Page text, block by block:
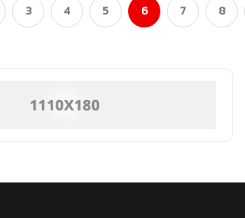
3 4 5 6(current)
7 8